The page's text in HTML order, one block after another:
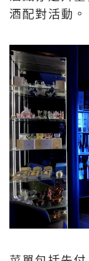
酒配對活動。